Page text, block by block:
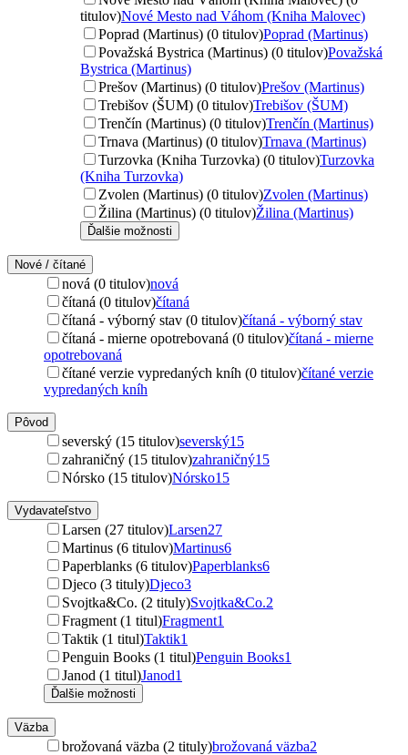
titulov)Nové Mesto nad Váhom (Kniha Malovec)
Poprad (Martinus) (0 titulov)Poprad (Martinus)
Považská Bystrica (Martinus) (0 titulov)Považská
Bystrica (Martinus)
Prešov (Martinus) (0 titulov)Prešov (Martinus)
Trebišov (ŠUM) (0 titulov)Trebišov (ŠUM)
Trenčín (Martinus) (0 titulov)Trenčín (Martinus)
Trnava (Martinus) (0 titulov)Trnava (Martinus)
Turzovka (Kniha Turzovka) (0 titulov)Turzovka
(Kniha Turzovka)
Zvolen (Martinus) (0 titulov)Zvolen (Martinus)
Žilina (Martinus) (0 titulov)Žilina (Martinus)
Ďalšie možnosti
Nové / čítané
nová (0 titulov)nová
čítaná (0 titulov)čítaná
čítaná - výborný stav (0 titulov)čítaná - výborný stav
čítaná - mierne opotrebovaná (0 titulov)čítaná - mierne
opotrebovaná
čítané verzie vypredaných kníh (0 titulov)čítané verzie
vypredaných kníh
Pôvod
severský (15 titulov)severský15
zahraničný (15 titulov)zahraničný15
Nórsko (15 titulov)Nórsko15
Vydavateľstvo
Larsen (27 titulov)Larsen27
Martinus (6 titulov)Martinus6
Paperblanks (6 titulov)Paperblanks6
Djeco (3 tituly)Djeco3
Svojtka&Co. (2 tituly)Svojtka&Co.2
Fragment (1 titul)Fragment1
Taktik (1 titul)Taktik1
Penguin Books (1 titul)Penguin Books1
Janod (1 titul)Janod1
Ďalšie možnosti
Väzba
brožovaná väzba (2 tituly)brožovaná väzba2